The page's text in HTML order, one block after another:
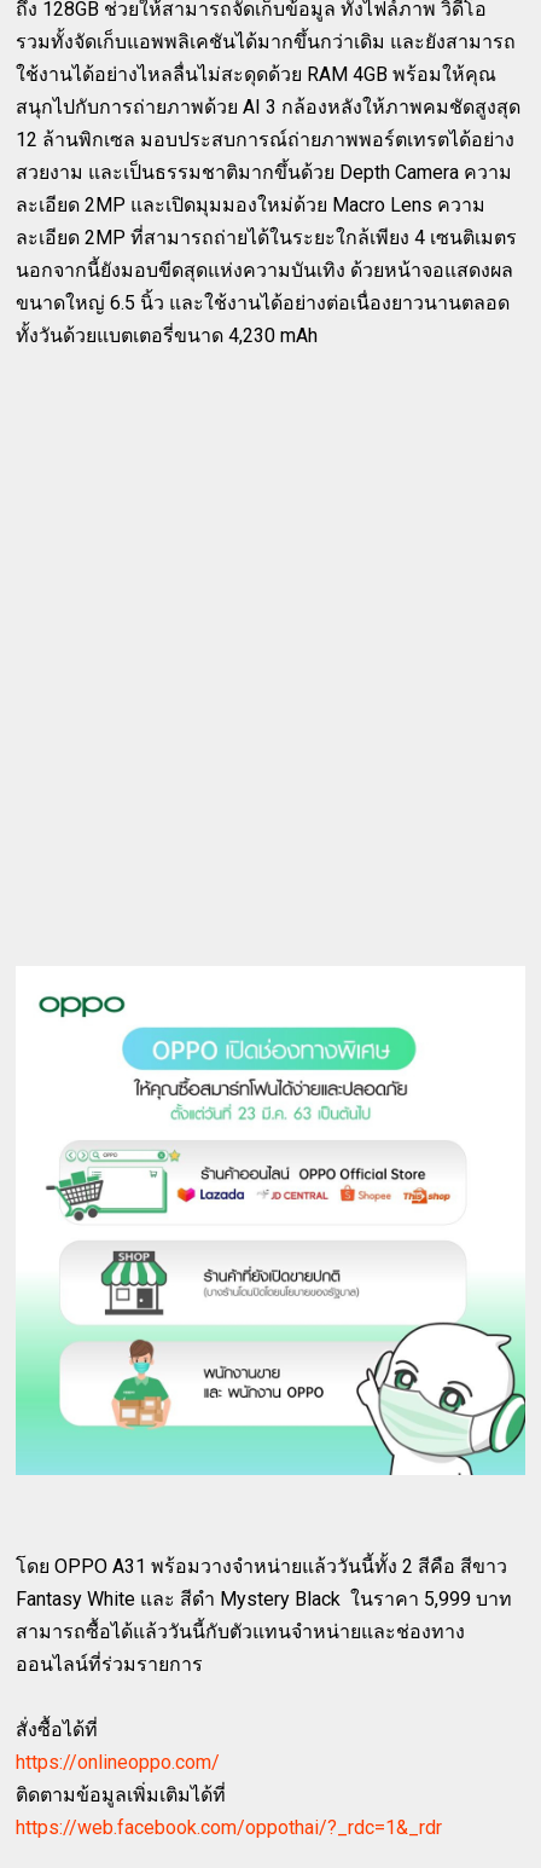
ถึง 128GB ช่วยให้สามารถจัดเก็บข้อมูล ทั้งไฟล์ภาพ วิดีโอ
รวมทั้งจัดเก็บแอพพลิเคชันได้มากขึ้นกว่าเดิม และยังสามารถ
ใช้งานได้อย่างไหลลื่นไม่สะดุดด้วย RAM 4GB พร้อมให้คุณ
สนุกไปกับการถ่ายภาพด้วย AI 3 กล้องหลังให้ภาพคมชัดสูงสุด
12 ล้านพิกเซล มอบประสบการณ์ถ่ายภาพพอร์ตเทรตได้อย่าง
สวยงาม และเป็นธรรมชาติมากขึ้นด้วย Depth Camera ความ
ละเอียด 2MP และเปิดมุมมองใหม่ด้วย Macro Lens ความ
ละเอียด 2MP ที่สามารถถ่ายได้ในระยะใกล้เพียง 4 เซนติเมตร
นอกจากนี้ยังมอบขีดสุดแห่งความบันเทิง ด้วยหน้าจอแสดงผล
ขนาดใหญ่ 6.5 นิ้ว และใช้งานได้อย่างต่อเนื่องยาวนานตลอด
ทั้งวันด้วยแบตเตอรี่ขนาด 4,230 mAh
โดย OPPO A31 พร้อมวางจำหน่ายแล้ววันนี้ทั้ง 2 สีคือ สีขาว
Fantasy White และ สีดำ Mystery Black ในราคา 5,999 บาท
สามารถซื้อได้แล้ววันนี้กับตัวแทนจำหน่ายและช่องทาง
ออนไลน์ที่ร่วมรายการ
สั่งซื้อได้ที่
https://onlineoppo.com/
ติดตามข้อมูลเพิ่มเติมได้ที่
https://web.facebook.com/oppothai/?_rdc=1&_rdr